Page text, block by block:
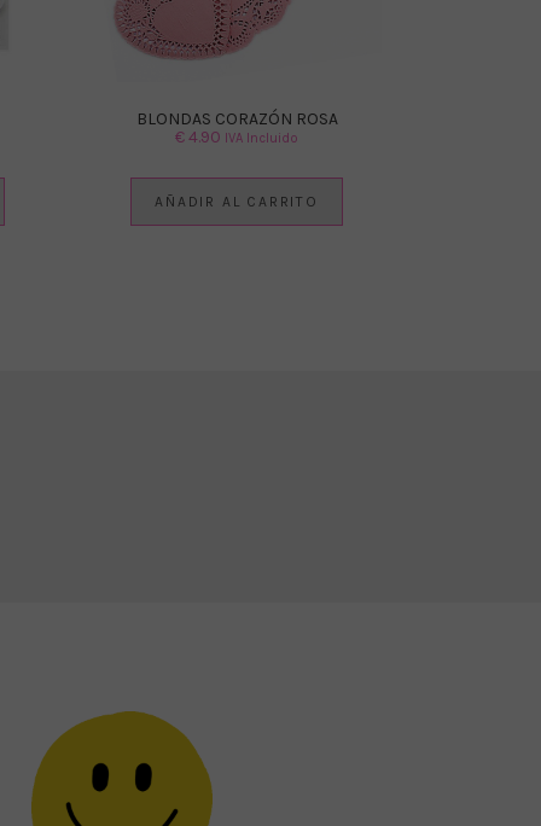
BLONDAS CORAZÓN ROSA
€4.90 IVA Incluido
AÑADIR AL CARRITO